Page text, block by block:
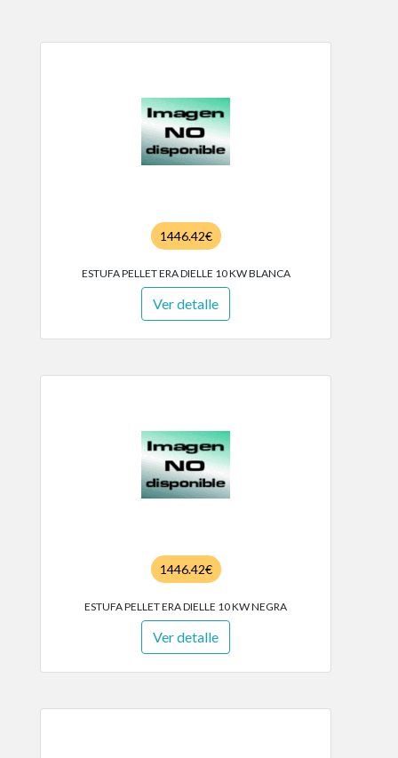
1446.42€
ESTUFA PELLET ERA DIELLE 10 KW BLANCA
Ver detalle
1446.42€
ESTUFA PELLET ERA DIELLE 10 KW NEGRA
Ver detalle